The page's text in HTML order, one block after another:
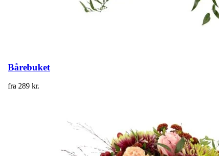
Bårebuket
fra 289 kr.